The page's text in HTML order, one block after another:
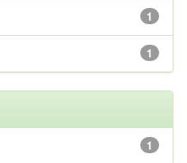
1
1
1